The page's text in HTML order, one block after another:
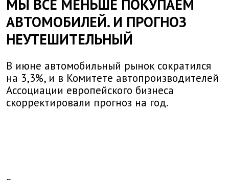
МЫ ВСЕ МЕНЬШЕ ПОКУПАЕМ
АВТОМОБИЛЕЙ. И ПРОГНОЗ
НЕУТЕШИТЕЛЬНЫЙ
В июне автомобильный рынок сократился
на 3,3%, и в Комитете автопроизводителей
Ассоциации европейского бизнеса
скорректировали прогноз на год.